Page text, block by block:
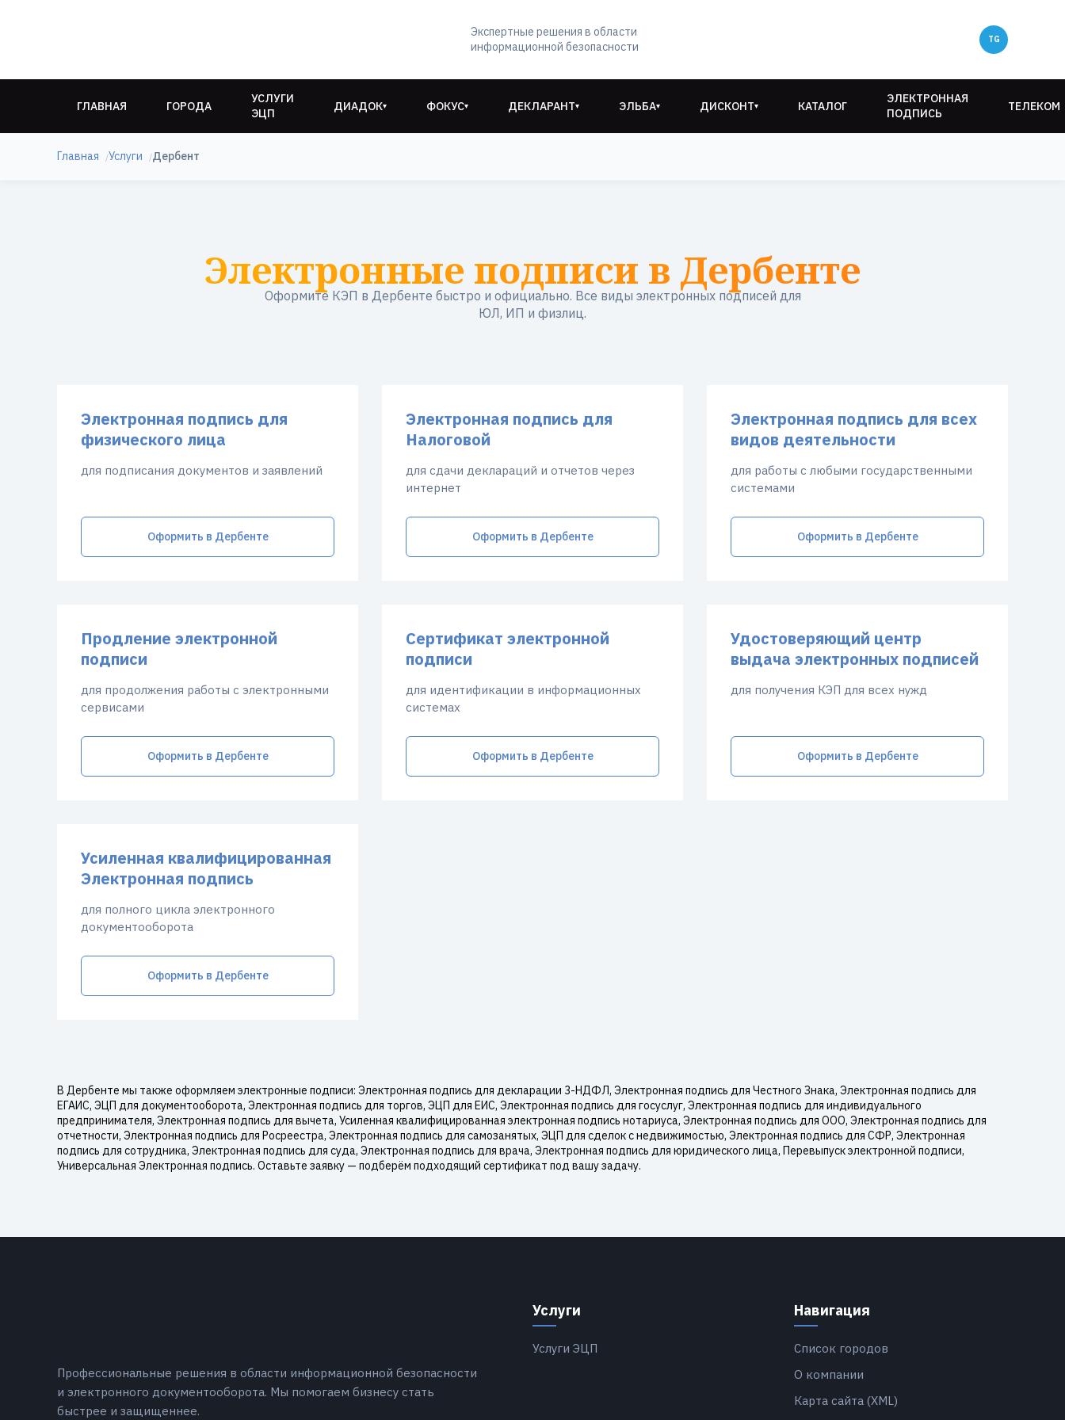
Экспертные решения в области
информационной безопасности
ГЛАВНАЯ ГОРОДА
УСЛУГИ
ЭЦП
ДИАДОК▾ ФОКУС▾ ДЕКЛАРАНТ▾ ЭЛЬБА▾ ДИСКОНТ▾ КАТАЛОГ
ЭЛЕКТРОННАЯ
ПОДПИСЬ
ТЕЛЕКОМ
Главная Услуги Дербент
Электронные подписи в Дербенте
Оформите КЭП в Дербенте быстро и официально. Все виды электронных подписей для
ЮЛ, ИП и физлиц.
Электронная подпись для
физического лица
для подписания документов и заявлений
Оформить в Дербенте
Электронная подпись для
Налоговой
для сдачи деклараций и отчетов через
интернет
Оформить в Дербенте
Электронная подпись для всех
видов деятельности
для работы с любыми государственными
системами
Оформить в Дербенте
Продление электронной
подписи
для продолжения работы с электронными
сервисами
Оформить в Дербенте
Сертификат электронной
подписи
для идентификации в информационных
системах
Оформить в Дербенте
Удостоверяющий центр
выдача электронных подписей
для получения КЭП для всех нужд
Оформить в Дербенте
Усиленная квалифицированная
Электронная подпись
для полного цикла электронного
документооборота
Оформить в Дербенте
В Дербенте мы также оформляем электронные подписи: Электронная подпись для декларации 3-НДФЛ, Электронная подпись для Честного Знака, Электронная подпись для
ЕГАИС, ЭЦП для документооборота, Электронная подпись для торгов, ЭЦП для ЕИС, Электронная подпись для госуслуг, Электронная подпись для индивидуального
предпринимателя, Электронная подпись для вычета, Усиленная квалифицированная электронная подпись нотариуса, Электронная подпись для ООО, Электронная подпись для
отчетности, Электронная подпись для Росреестра, Электронная подпись для самозанятых, ЭЦП для сделок с недвижимостью, Электронная подпись для СФР, Электронная
подпись для сотрудника, Электронная подпись для суда, Электронная подпись для врача, Электронная подпись для юридического лица, Перевыпуск электронной подписи,
Универсальная Электронная подпись. Оставьте заявку — подберём подходящий сертификат под вашу задачу.
Профессиональные решения в области информационной безопасности
и электронного документооборота. Мы помогаем бизнесу стать
быстрее и защищеннее.
Услуги
Услуги ЭЦП
Навигация
Список городов
О компании
Карта сайта (XML)